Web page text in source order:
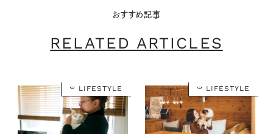
おすすめ記事
RELATED ARTICLES
LIFESTYLE LIFESTYLE